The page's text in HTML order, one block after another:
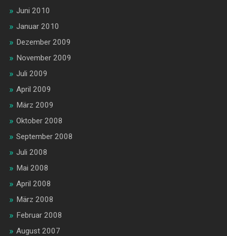
Juni 2010
Januar 2010
Dezember 2009
November 2009
Juli 2009
April 2009
März 2009
Oktober 2008
September 2008
Juli 2008
Mai 2008
April 2008
März 2008
Februar 2008
August 2007